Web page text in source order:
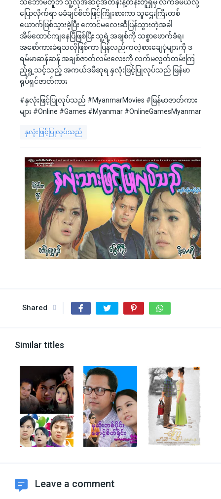
သဘောမတူဘဲ သူ့လိုအဆင့်အတန်းနဲ့တန်းတူရှိမှ လက်ခံမယ်လို့
ပြောလိုက်ရာ မခံချင်စိတ်ဖြင့်ကြိုးစားကာ သူဌေးကြီးတစ်
ယောက်ဖြစ်သွားခဲ့ပြီး ကောင်မလေးဆီပြန်သွားတဲ့အခါ
အိမ်ထောင်ကျနေပြီဖြစ်ပြီး သူ့ရဲ့အချစ်ကို သစ္စာဖောက်ခံရ၊
အစော်ကားခံရသလိုဖြစ်ကာ ပြန်လည်ကလဲ့စားချေပုံများကို ဒ
ရမ်မာဆန်ဆန် အချစ်ဇာတ်လမ်းလေးကို လက်မလွတ်တမ်းကြ
ည့်ရူ့သင့်သည့် အကယ်ဒမီဆုရ နှလုံးဖြင့်ပြုလုပ်သည် မြန်မာ
ရုပ်ရှင်ဇာတ်ကား
#နှလုံးဖြင့်ပြုလုပ်သည် #MyanmarMovies #မြန်မာဇာတ်ကား
များ #Online #Games #Myanmar #OnlineGamesMyanmar
နှလုံးဖြင့်ပြုလုပ်သည်
Shared 0
Similar titles
Leave a comment